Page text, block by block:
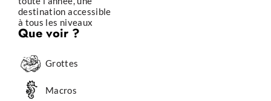
destination accessible
à tous les niveaux
Que voir ?
Grottes
Macros